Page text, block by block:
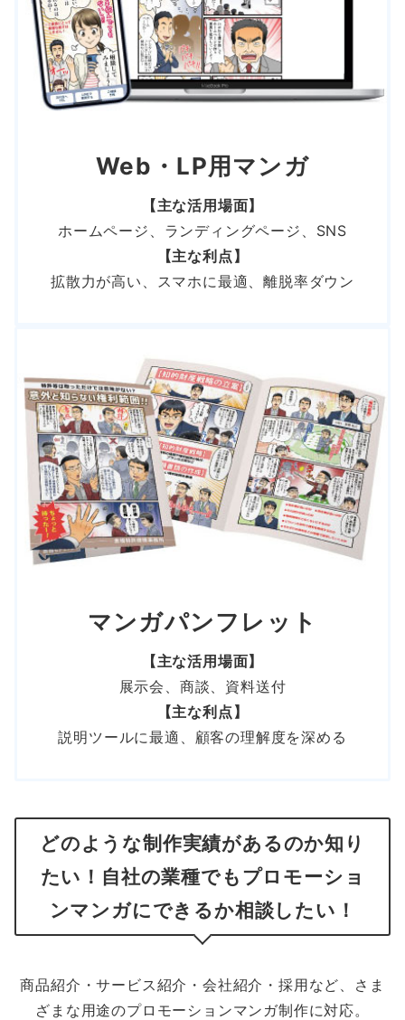
Web・LP用マンガ
【主な活用場面】
ホームページ、ランディングページ、SNS
【主な利点】
拡散力が高い、スマホに最適、離脱率ダウン
マンガパンフレット
【主な活用場面】
展示会、商談、資料送付
【主な利点】
説明ツールに最適、顧客の理解度を深める
どのような制作実績があるのか知り
たい！自社の業種でもプロモーショ
ンマンガにできるか相談したい！
商品紹介・サービス紹介・会社紹介・採用など、さま
ざまな用途のプロモーションマンガ制作に対応。